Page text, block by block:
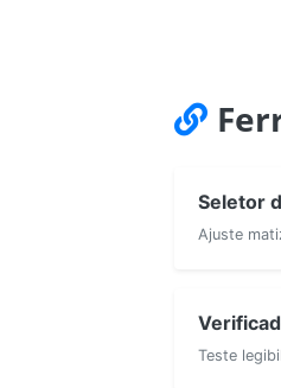
Seletor
Ajuste
Teste